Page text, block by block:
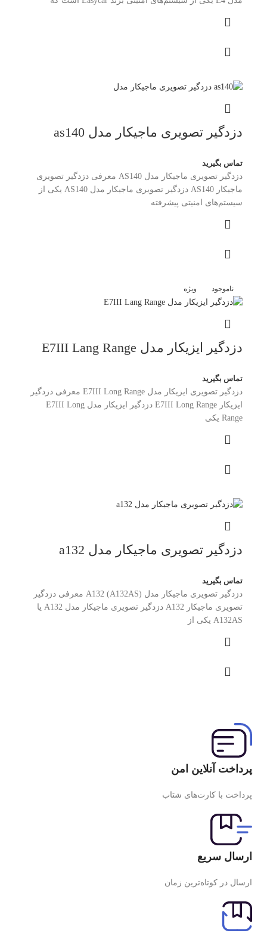
دزدگیر تصویری ماجیکار مدل as140
تماس بگیرید
دزدگیر تصویری ماجیکار مدل AS140 معرفی دزدگیر تصویری
ماجیکار AS140 دزدگیر تصویری ماجیکار مدل AS140 یکی از
سیستم‌های امنیتی پیشرفته
ناموجود ویژه
دزدگیر ایزیکار مدل E7III Lang Range
تماس بگیرید
دزدگیر تصویری ایزیکار مدل E7III Long Range معرفی دزدگیر
ایزیکار E7III Long Range دزدگیر ایزیکار مدل E7III Long
Range یکی
دزدگیر تصویری ماجیکار مدل a132
تماس بگیرید
دزدگیر تصویری ماجیکار مدل A132 (A132AS) معرفی دزدگیر
تصویری ماجیکار A132 دزدگیر تصویری ماجیکار مدل A132 یا
A132AS یکی از
پرداخت آنلاین امن
پرداخت با کارت‌های شتاب
ارسال سریع
ارسال در کوتاه‌ترین زمان